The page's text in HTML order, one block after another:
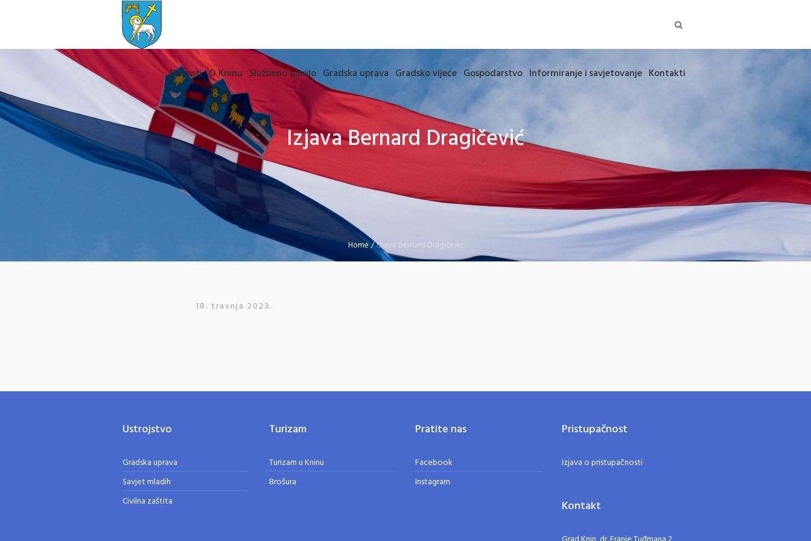
Novosti O Kninu Službeno glasilo Gradska uprava Gradsko vijeće Gospodarstvo Informiranje i savjetovanje Kontakti
Izjava Bernard Dragičević
Home/Izjava Bernard Dragičević
18. travnja 2023.
Ustrojstvo
Gradska uprava
Savjet mladih
Civilna zaštita
Turizam
Turizam u Kninu
Brošura
Pratite nas
Facebook
Instagram
Pristupačnost
Izjava o pristupačnosti
Kontakt